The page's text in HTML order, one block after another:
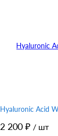
Hyaluronic Acid
2 200 ₽ / шт